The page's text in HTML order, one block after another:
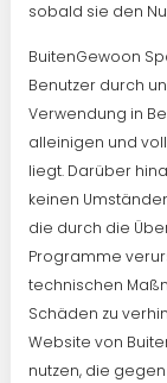
sobald sie den
BuitenGewoon
Benutzer durch
Verwendung in
alleinigen und
liegt. Darüber
keinen
die durch die
Programme
technischen
Schäden zu
Website von
nutzen, die